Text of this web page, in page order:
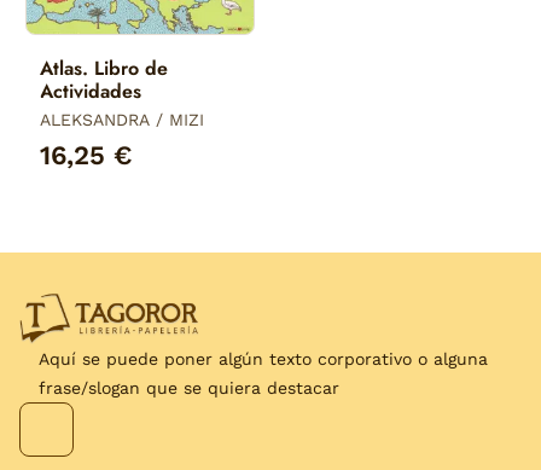
Atlas. Libro de
Actividades
ALEKSANDRA / MIZI
16,25 €
Aquí se puede poner algún texto corporativo o alguna
frase/slogan que se quiera destacar